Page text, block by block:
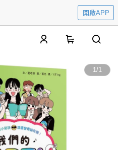
開啟APP
1/1